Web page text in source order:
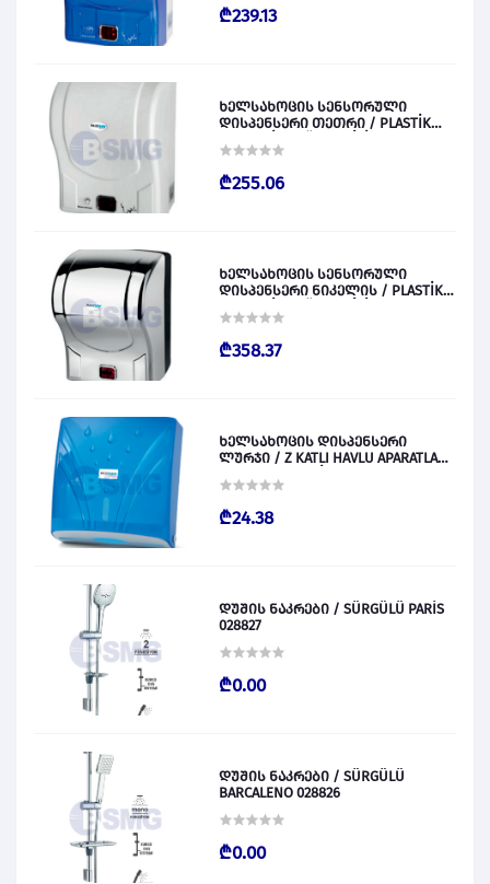
₾239.13
ხელსახოცის სენსორული
დისპენსერი თეთრი / PLASTİK
028829
₾255.06
ხელსახოცის სენსორული
დისპენსერი ნიკელის / PLASTİK
028830
₾358.37
ხელსახოცის დისპენსერი
ლურჯი / Z KATLI HAVLU APARATLARI
₾24.38
დუშის ნაკრები / SÜRGÜLÜ PARİS
028827
₾0.00
დუშის ნაკრები / SÜRGÜLÜ
BARCALENO 028826
₾0.00